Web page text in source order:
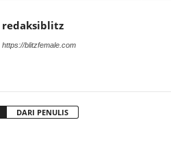
redaksiblitz
https://blitzfemale.com
DARI PENULIS